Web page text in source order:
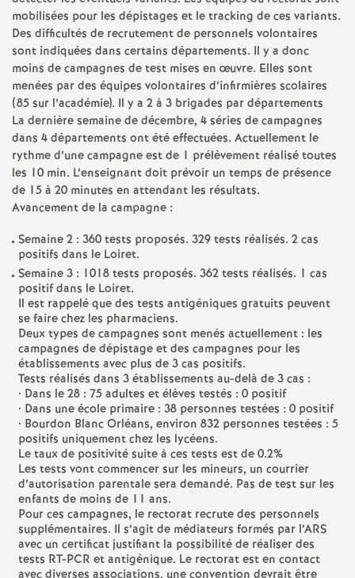
s
E
n
s
e
g
n
e
m
e
n
t
s
mobilisées pour les dépistages et le tracking de ces variants.
Des difficultés de recrutement de personnels volontaires
sont indiquées dans certains départements. Il y a donc
moins de campagnes de test mises en œuvre. Elles sont
menées par des équipes volontaires d’infirmières scolaires
(85 sur l’académie). Il y a 2 à 3 brigades par départements
La dernière semaine de décembre, 4 séries de campagnes
dans 4 départements ont été effectuées. Actuellement le
rythme d’une campagne est de 1 prélèvement réalisé toutes
les 10 min. L’enseignant doit prévoir un temps de présence
de 15 à 20 minutes en attendant les résultats.
Avancement de la campagne :
Semaine 2 : 360 tests proposés. 329 tests réalisés. 2 cas
positifs dans le Loiret.
Semaine 3 : 1018 tests proposés. 362 tests réalisés. 1 cas
positif dans le Loiret.
Il est rappelé que des tests antigéniques gratuits peuvent
se faire chez les pharmaciens.
Deux types de campagnes sont menés actuellement : les
campagnes de dépistage et des campagnes pour les
établissements avec plus de 3 cas positifs.
Tests réalisés dans 3 établissements au-delà de 3 cas :
• Dans le 28 : 75 adultes et élèves testés : 0 positif
• Dans une école primaire : 38 personnes testées : 0 positif
• Bourdon Blanc Orléans, environ 832 personnes testées : 5
positifs uniquement chez les lycéens.
Le taux de positivité suite à ces tests est de 0.2%
Les tests vont commencer sur les mineurs, un courrier
d’autorisation parentale sera demandé. Pas de test sur les
enfants de moins de 11 ans.
Pour ces campagnes, le rectorat recrute des personnels
supplémentaires. Il s’agit de médiateurs formés par l’ARS
avec un certificat justifiant la possibilité de réaliser des
tests RT-PCR et antigénique. Le rectorat est en contact